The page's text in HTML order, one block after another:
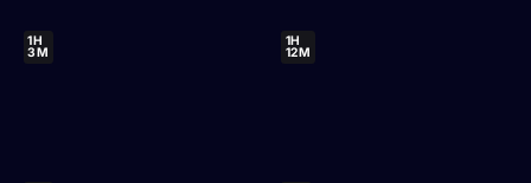
1H
3M
1H
12M